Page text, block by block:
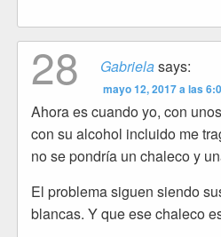
28 Gabrielasays:
mayo 12, 2017 a las
Ahora es cuando yo, con
con su alcohol incluido me
no se pondría un chaleco y
El problema siguen siendo
blancas. Y que ese chaleco